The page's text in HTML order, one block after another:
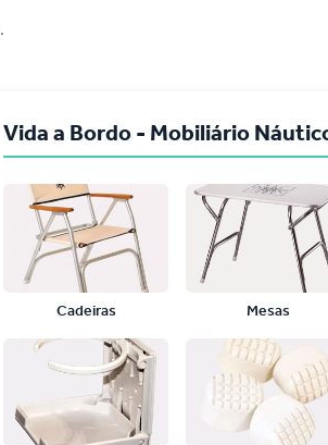
Vida a Bordo - Mobiliário
Cadeiras Mesas